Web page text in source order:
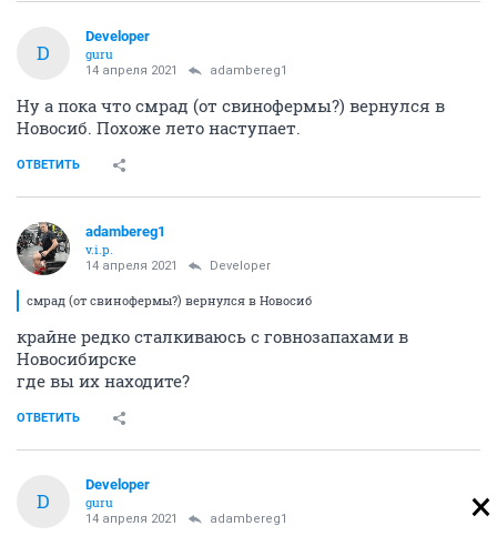
D
Developer
guru
14 апреля 2021 adambereg1
Ну а пока что смрад (от свинофермы?) вернулся в
Новосиб. Похоже лето наступает.
ОТВЕТИТЬ
adambereg1
v.i.p.
14 апреля 2021 Developer
смрад (от свинофермы?) вернулся в Новосиб
крайне редко сталкиваюсь с говнозапахами в
Новосибирске
где вы их находите?
ОТВЕТИТЬ
D
Developer
guru
14 апреля 2021 adambereg1